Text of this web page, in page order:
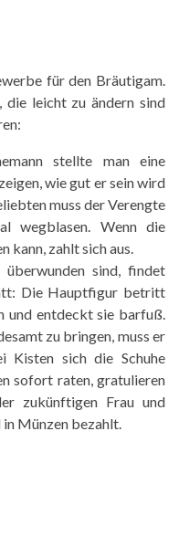
für den Bräutigam.
leicht zu ändern sind
stellte man eine
wie gut er sein wird
muss der Verengte
wegblasen. Wenn die
kann, zahlt sich aus.
sind, findet
Die Hauptfigur betritt
und entdeckt sie barfuß.
zu bringen, muss er
Kisten sich die Schuhe
sofort raten, gratulieren
zukünftigen Frau und
in Münzen bezahlt.